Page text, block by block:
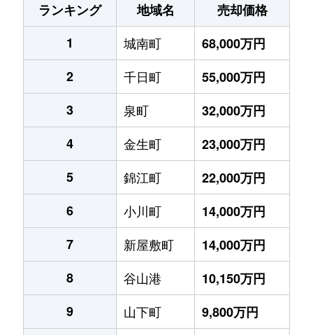
ランキング
地域名
売却価格
1
城南町
68,000万円
2
千日町
55,000万円
3
泉町
32,000万円
4
金生町
23,000万円
5
錦江町
22,000万円
6
小川町
14,000万円
7
新屋敷町
14,000万円
8
谷山港
10,150万円
9
山下町
9,800万円